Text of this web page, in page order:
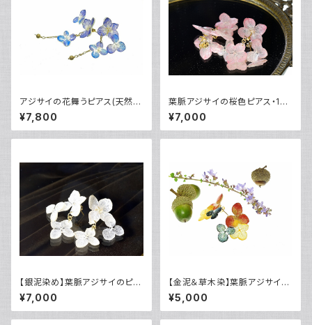
アジサイの花舞うピアス(天然ラ
ピスラズリ・草木染）14kgf・《イ
ヤリング可》
¥7,800
葉脈アジサイの桜色ピアス・14k
gf〈イヤリング可〉
¥7,000
【銀泥染め】葉脈アジサイのピア
ス・14kgf〈イヤリング可〉
¥7,000
【金泥＆草木染】葉脈アジサイの
秋色ピアス・14kgf
¥5,000